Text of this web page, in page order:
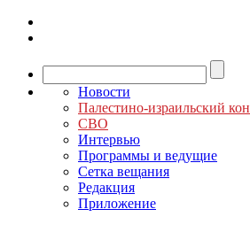
Новости
Палестино-израильский
СВО
Интервью
Программы и ведущие
Сетка вещания
Редакция
Приложение